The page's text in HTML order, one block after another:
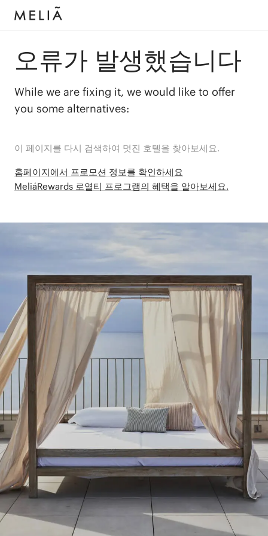
오류가 발생했습니다
While we are fixing it, we would like to offer
you some alternatives:
이 페이지를 다시 검색하여 멋진 호텔을 찾아보세요.
홈페이지에서 프로모션 정보를 확인하세요
MeliáRewards 로열티 프로그램의 혜택을 알아보세요.